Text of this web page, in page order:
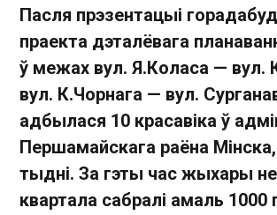
Пасля прэзентацыі
праекта дэталёвага
ў межах вул. Я.Коласа — вул.
вул. К.Чорнага — вул.
адбылася 10 красавіка ў
Першамайскага раёна
тыдні. За гэты час жыхары
квартала сабралі амаль 1000